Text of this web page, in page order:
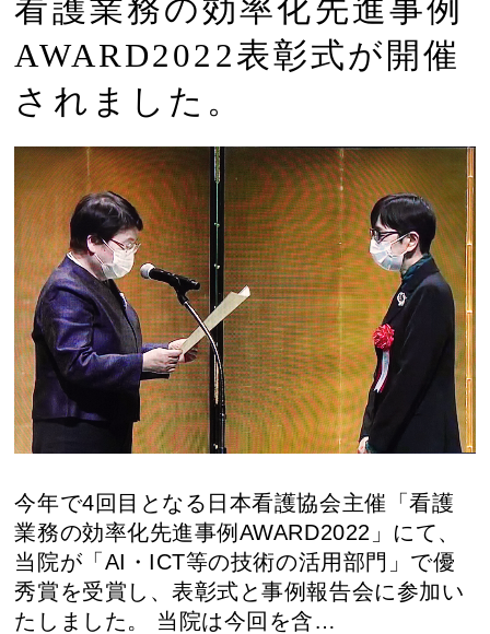
看護業務の効率化先進事例
AWARD2022表彰式が開催
されました。
今年で4回目となる日本看護協会主催「看護
業務の効率化先進事例AWARD2022」にて、
当院が「AI・ICT等の技術の活用部門」で優
秀賞を受賞し、表彰式と事例報告会に参加い
たしました。 当院は今回を含…